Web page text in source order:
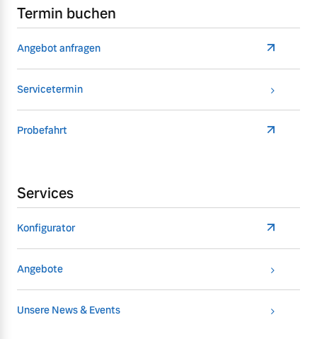
Termin buchen
Angebot anfragen
Servicetermin
Probefahrt
Services
Konfigurator
Angebote
Unsere News & Events